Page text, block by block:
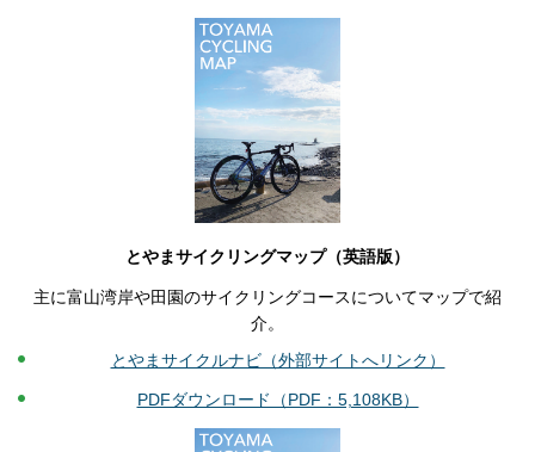
とやまサイクリングマップ（英語版）
主に富山湾岸や田園のサイクリングコースについてマップで紹
介。
とやまサイクルナビ（外部サイトへリンク）
PDFダウンロード（PDF：5,108KB）